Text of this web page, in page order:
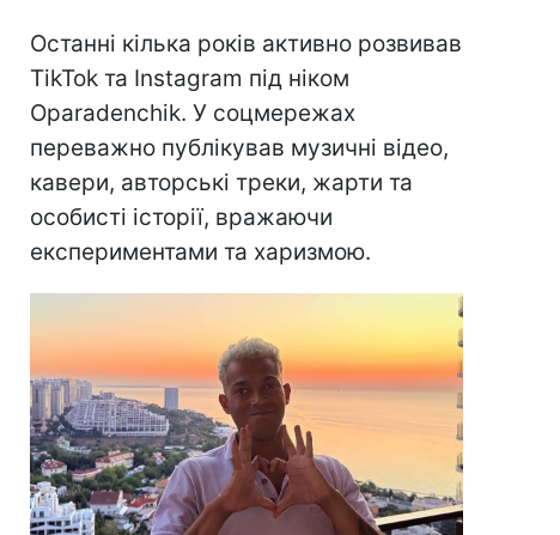
Останні кілька років активно розвивав
TikTok та Instagram під ніком
Oparadenchik. У соцмережах
переважно публікував музичні відео,
кавери, авторські треки, жарти та
особисті історії, вражаючи
експериментами та харизмою.